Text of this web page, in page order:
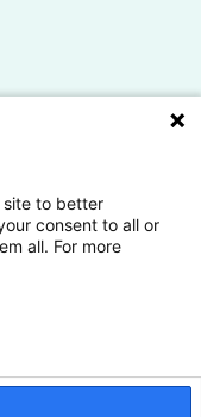
site to better
consent to all or
all. For more